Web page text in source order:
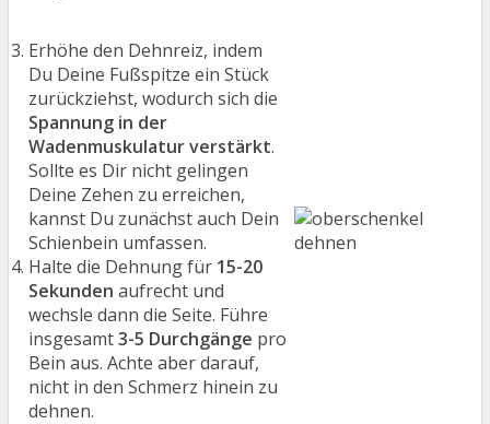
Erhöhe den Dehnreiz, indem
Du Deine Fußspitze ein Stück
zurückziehst, wodurch sich die
Spannung in der
Wadenmuskulatur verstärkt.
Sollte es Dir nicht gelingen
Deine Zehen zu erreichen,
kannst Du zunächst auch Dein
Schienbein umfassen.
Halte die Dehnung für 15-20
Sekunden aufrecht und
wechsle dann die Seite. Führe
insgesamt3-5 Durchgänge pro
Bein aus. Achte aber darauf,
nicht in den Schmerz hinein zu
dehnen.